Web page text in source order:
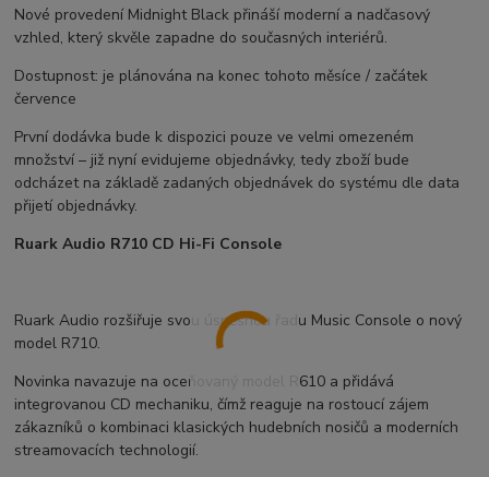
Nové provedení Midnight Black přináší moderní a nadčasový
vzhled, který skvěle zapadne do současných interiérů.
Dostupnost: je plánována na konec tohoto měsíce / začátek
července
První dodávka bude k dispozici pouze ve velmi omezeném
množství – již nyní evidujeme objednávky, tedy zboží bude
odcházet na základě zadaných objednávek do systému dle data
přijetí objednávky.
Ruark Audio R710 CD Hi-Fi Console
Ruark Audio rozšiřuje svou úspěšnou řadu Music Console o nový
model R710.
Novinka navazuje na oceňovaný model R610 a přidává
integrovanou CD mechaniku, čímž reaguje na rostoucí zájem
zákazníků o kombinaci klasických hudebních nosičů a moderních
streamovacích technologií.